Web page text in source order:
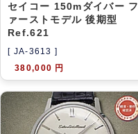
セイコー 150mダイバー フ
ァーストモデル 後期型
Ref.621
[ JA-3613 ]
380,000 円